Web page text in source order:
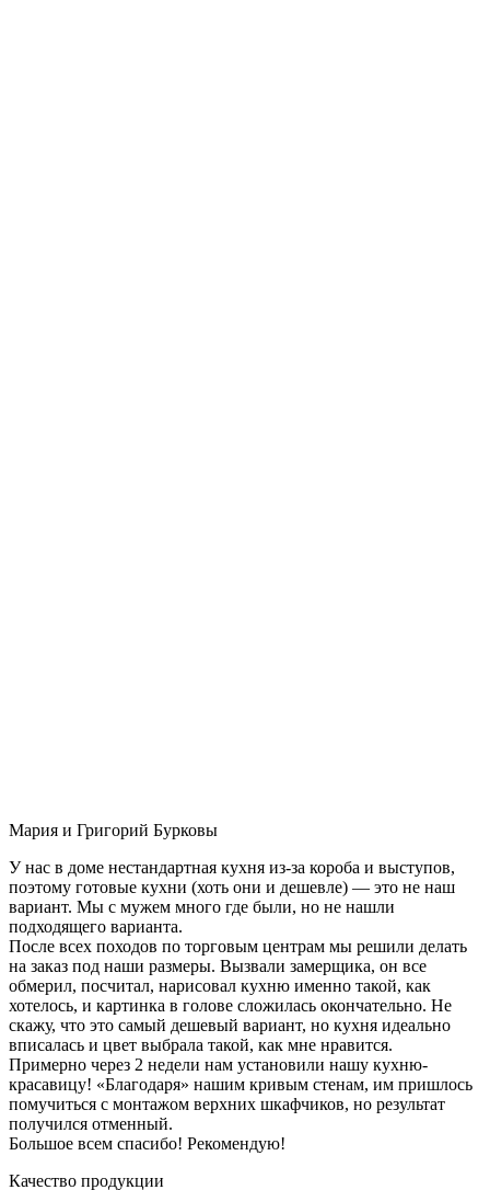
Мария и Григорий Бурковы
У нас в доме нестандартная кухня из-за короба и выступов,
поэтому готовые кухни (хоть они и дешевле) — это не наш
вариант. Мы с мужем много где были, но не нашли
подходящего варианта.
После всех походов по торговым центрам мы решили делать
на заказ под наши размеры. Вызвали замерщика, он все
обмерил, посчитал, нарисовал кухню именно такой, как
хотелось, и картинка в голове сложилась окончательно. Не
скажу, что это самый дешевый вариант, но кухня идеально
вписалась и цвет выбрала такой, как мне нравится.
Примерно через 2 недели нам установили нашу кухню-
красавицу! «Благодаря» нашим кривым стенам, им пришлось
помучиться с монтажом верхних шкафчиков, но результат
получился отменный.
Большое всем спасибо! Рекомендую!
Качество продукции